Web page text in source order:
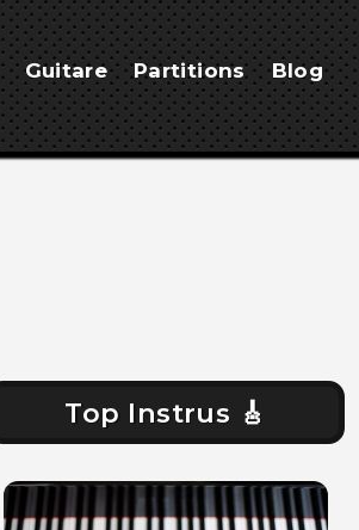
Guitare Partitions Blog
Top Instrus 🎸